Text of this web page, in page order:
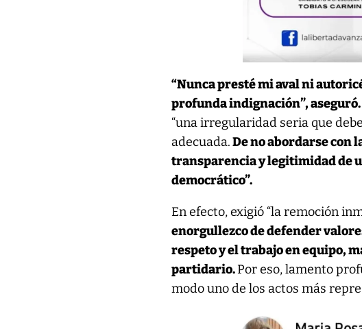
“Nunca presté mi aval ni
profunda indignación”,
“una irregularidad seria que
adecuada.De no abordarse con
transparencia y legitimidad de
democrático”.
En efecto, exigió “la remoción
enorgullezco de defender
respeto y el trabajo en equipo,
partidario.Por eso, lamento
modo uno de los actos más